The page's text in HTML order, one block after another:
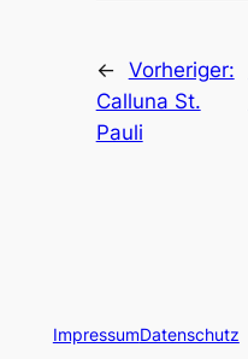
← Vorheriger:
Calluna St.
Pauli
ImpressumDatenschutz